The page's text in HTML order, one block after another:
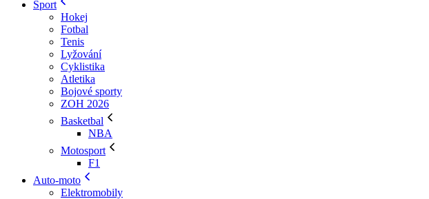
Sport
Hokej
Fotbal
Tenis
Lyžování
Cyklistika
Atletika
Bojové sporty
ZOH 2026
Basketbal
NBA
Motosport
F1
Auto-moto
Elektromobily